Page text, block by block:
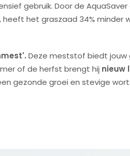
gebruik. Door de AquaSaver
het graszaad 34% minder
'. Deze meststof biedt jouw
of de herfst brengt hij nieuw
gezonde groei en stevige